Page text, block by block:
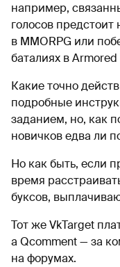
например,
голосов
в MMORPG или
баталиях в Armored
Какие точно
подробные
заданием, но, как
новичков едва ли
Но как быть, если
время
буксов,
Тот же VkTarget
а Qcomment — за
на форумах.